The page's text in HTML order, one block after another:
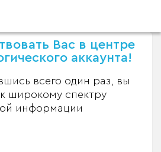
Вас в центре
аккаунта!
всего один раз, вы
широкому спектру
информации